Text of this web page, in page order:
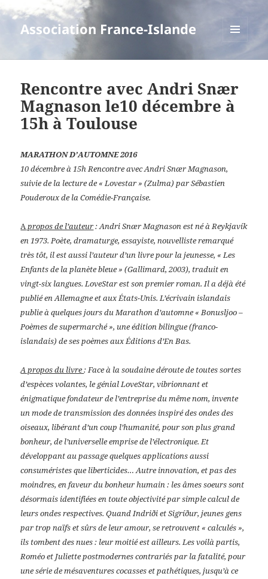
Association France-Islande
Rencontre avec Andri Snær
Magnason le10 décembre à
15h à Toulouse
MARATHON D’AUTOMNE 2016
10 décembre à 15h Rencontre avec Andri Snær Magnason,
suivie de la lecture de « Lovestar » (Zulma) par Sébastien
Pouderoux de la Comédie-Française.
Apropos de l’auteur: Andri Snær Magnason est né à Reykjavík
en 1973. Poète, dramaturge, essayiste, nouvelliste remarqué
très tôt, il est aussi l’auteur d’un livre pour la jeunesse, « Les
Enfants de la planète bleue » (Gallimard, 2003), traduit en
vingt-six langues. LoveStar est son premier roman. Il a déjà été
publié en Allemagne et aux États-Unis. L’écrivain islandais
publie à quelques jours du Marathon d’automne « Bonusljoo –
Poèmes de supermarché », une édition bilingue (franco-
islandais) de ses poèmes aux Éditions d’En Bas.
A propos du livre: Face à la soudaine déroute de toutes sortes
d’espèces volantes, le génial LoveStar, vibrionnant et
énigmatique fondateur de l’entreprise du même nom, invente
un mode de transmission des données inspiré des ondes des
oiseaux, libérant d’un coup l’humanité, pour son plus grand
bonheur, de l’universelle emprise de l’électronique. Et
développant au passage quelques applications aussi
consuméristes que liberticides… Autre innovation, et pas des
moindres, en faveur du bonheur humain : les âmes soeurs sont
désormais identifiées en toute objectivité par simple calcul de
leurs ondes respectives. Quand Indriði et Sigríður, jeunes gens
par trop naïfs et sûrs de leur amour, se retrouvent « calculés »,
ils tombent des nues : leur moitié est ailleurs. Les voilà partis,
Roméo et Juliette postmodernes contrariés par la fatalité, pour
une série de mésaventures cocasses et pathétiques, jusqu’à ce